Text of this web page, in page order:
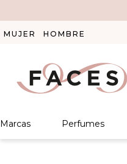
MUJER HOMBRE
Marcas Perfumes